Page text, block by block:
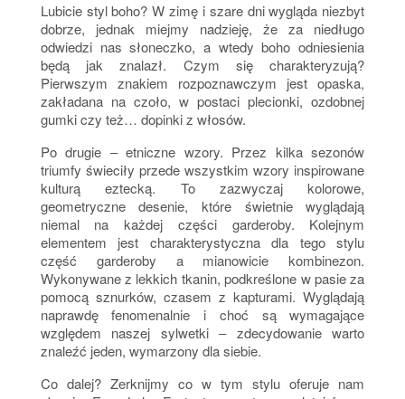
Lubicie styl boho? W zimę i szare dni wygląda niezbyt
dobrze, jednak miejmy nadzieję, że za niedługo
odwiedzi nas słoneczko, a wtedy boho odniesienia
będą jak znalazł. Czym się charakteryzują?
Pierwszym znakiem rozpoznawczym jest opaska,
zakładana na czoło, w postaci plecionki, ozdobnej
gumki czy też… dopinki z włosów.
Po drugie – etniczne wzory. Przez kilka sezonów
triumfy świeciły przede wszystkim wzory inspirowane
kulturą eztecką. To zazwyczaj kolorowe,
geometryczne desenie, które świetnie wyglądają
niemal na każdej części garderoby. Kolejnym
elementem jest charakterystyczna dla tego stylu
część garderoby a mianowicie kombinezon.
Wykonywane z lekkich tkanin, podkreślone w pasie za
pomocą sznurków, czasem z kapturami. Wyglądają
naprawdę fenomenalnie i choć są wymagające
względem naszej sylwetki – zdecydowanie warto
znaleźć jeden, wymarzony dla siebie.
Co dalej? Zerknijmy co w tym stylu oferuje nam